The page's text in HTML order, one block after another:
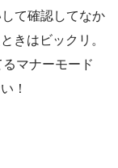
て確認してなか
きはビックリ。
マナーモード
！